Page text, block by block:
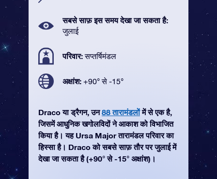
सबसे साफ़ इस समय देखा जा सकता है:
जुलाई
परिवार:सप्तर्षिमंडल
अक्षांश: +90° से -15°
Draco या ड्रैगन, उन88 तारामंडलोंमें से एक है,
जिसमें आधुनिक खगोलविदों ने आकाश को विभाजित
किया है। यह Ursa Major तारामंडल परिवार का
हिस्सा है। Draco को सबसे साफ़ तौर पर जुलाई में
देखा जा सकता है (+90° से -15° अक्षांश)।